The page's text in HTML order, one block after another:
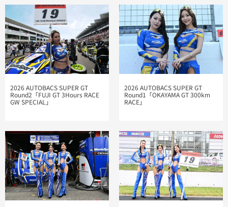
2026 AUTOBACS SUPER GT
Round2「FUJI GT 3Hours RACE
GW SPECIAL」
2026 AUTOBACS SUPER GT
Round1「OKAYAMA GT 300km
RACE」